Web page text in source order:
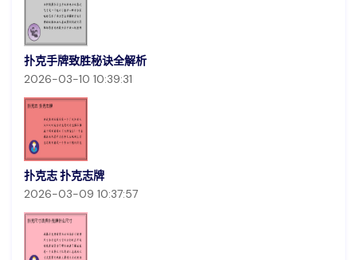
扑克手牌致胜秘诀全解析
2026-03-10 10:39:31
扑克志 扑克志牌
2026-03-09 10:37:57